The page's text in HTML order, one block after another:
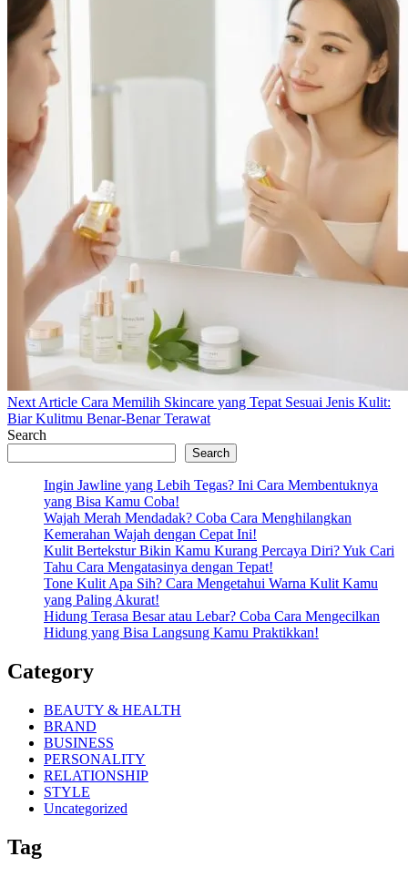
Next Article Next
Post:
Cara Memilih Skincare yang Tepat Sesuai Jenis Kulit:
Biar Kulitmu Benar-Benar Terawat
Search
Search
Ingin Jawline yang Lebih Tegas? Ini Cara Membentuknya
yang Bisa Kamu Coba!
Wajah Merah Mendadak? Coba Cara Menghilangkan
Kemerahan Wajah dengan Cepat Ini!
Kulit Bertekstur Bikin Kamu Kurang Percaya Diri? Yuk Cari
Tahu Cara Mengatasinya dengan Tepat!
Tone Kulit Apa Sih? Cara Mengetahui Warna Kulit Kamu
yang Paling Akurat!
Hidung Terasa Besar atau Lebar? Coba Cara Mengecilkan
Hidung yang Bisa Langsung Kamu Praktikkan!
Category
BEAUTY & HEALTH
BRAND
BUSINESS
PERSONALITY
RELATIONSHIP
STYLE
Uncategorized
Tag